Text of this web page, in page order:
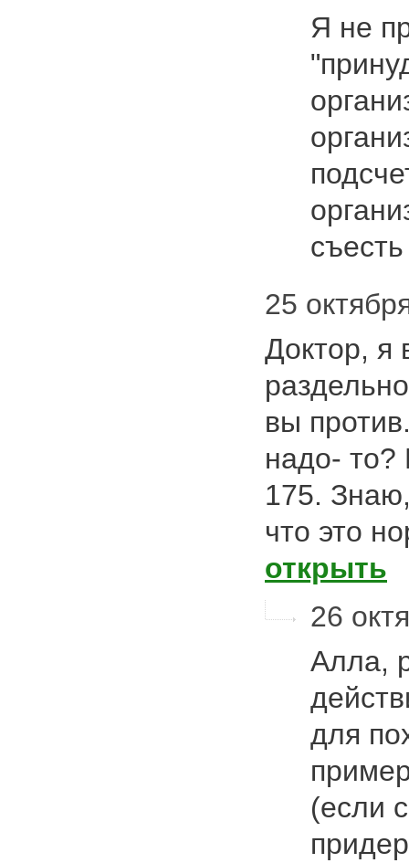
Я не
25
Доктор, я
вы
надо- то?
175.
что это
открыть
26
Алла,
для
(если